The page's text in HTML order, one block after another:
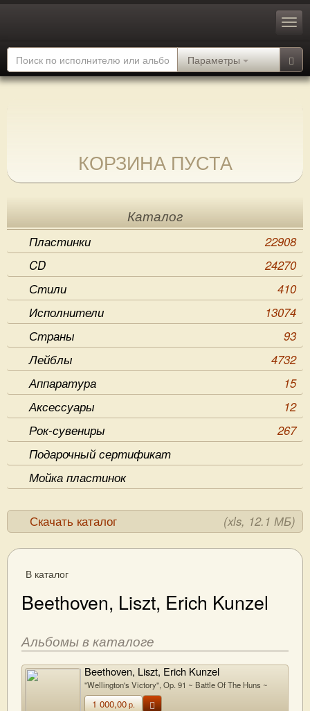
Параметры
КОРЗИНА ПУСТА
Каталог
Пластинки
22908
CD
24270
Стили
410
Исполнители
13074
Страны
93
Лейблы
4732
Аппаратура
15
Аксессуары
12
Рок-сувениры
267
Подарочный сертификат
Мойка пластинок
Скачать каталог (xls, 12.1 МБ)
В каталог
Beethoven, Liszt, Erich Kunzel
Альбомы в каталоге
Beethoven, Liszt, Erich Kunzel
"Wellington's Victory", Op. 91 ~ Battle Of The Huns ~
Hungarian March To The Assault
1 000,00р.